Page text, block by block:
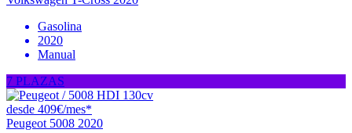
Gasolina
2020
Manual
7 PLAZAS
desde 409€/mes*
Peugeot 5008 2020